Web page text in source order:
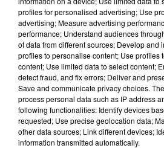
Gagnez vos
Festival du
Gagnez vos
Musée du
Mans !
profiles for personalised advertising; Use
advertising; Measure advertising
performance; Understand audiences
of data from different sources; Develop and
profiles to personalise content; Use profiles
content; Use limited data to select content;
detect fraud, and fix errors; Deliver and
Save and communicate privacy choices.
process personal data such as IP address
following functionalities: Identify devices
requested; Use precise geolocation data;
other data sources; Link different devices;
information transmitted automatically.